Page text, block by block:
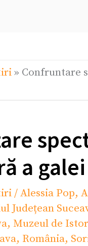
» Confruntare
a
/Alessia Pop,
Județean
, Muzeul de
, România,